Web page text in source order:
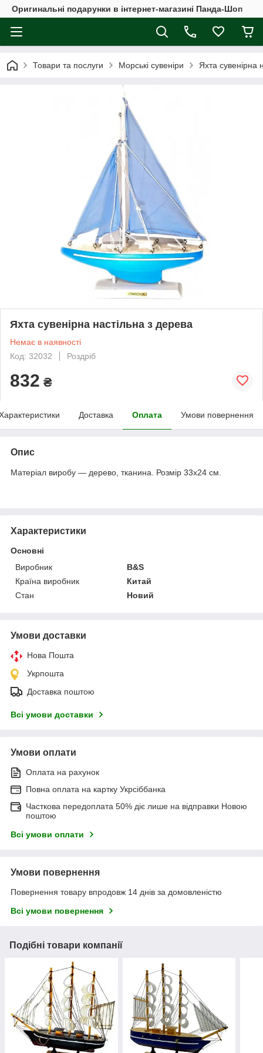
Оригинальні подарунки в інтернет-магазині Панда-Шоп
Товари та послуги Морські сувеніри Яхта сувенірна
Яхта сувенірна настільна з дерева
Немає в наявності
Код: 32032
Роздріб
832 ₴
Доставка Оплата Умови повернення
Опис
Матеріал виробу — дерево, тканина. Розмір 33х24 см.
Характеристики
Основні
Виробник
B&S
Країна виробник
Китай
Стан
Новий
Умови доставки
Нова Пошта
Укрпошта
Доставка поштою
Всі умови доставки
Умови оплати
Оплата на рахунок
Повна оплата на картку Укрсіббанка
Часткова передоплата 50% діє лише на відправки Новою
поштою
Всі умови оплати
Умови повернення
Повернення товару впродовж 14 днів за домовленістю
Всі умови повернення
Подібні товари компанії